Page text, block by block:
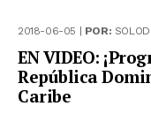
2018-06-05 | POR:
EN VIDEO:
República
Caribe